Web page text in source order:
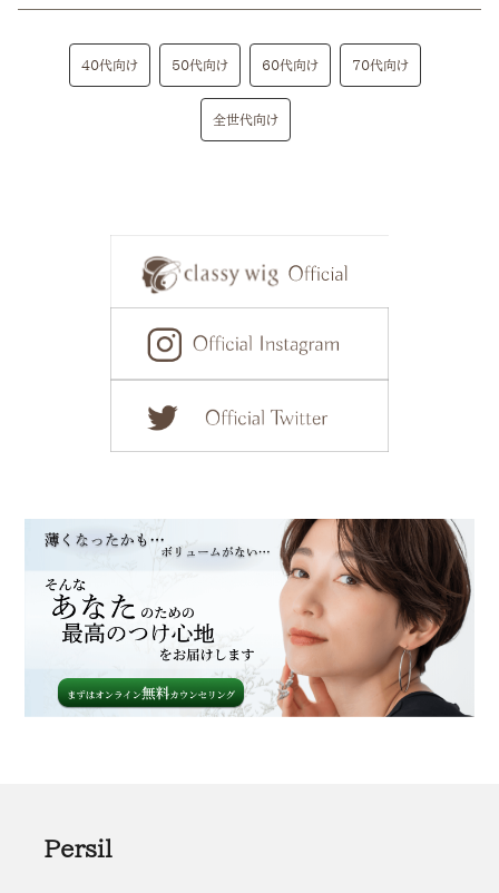
40代向け 50代向け 60代向け 70代向け
全世代向け
Persil